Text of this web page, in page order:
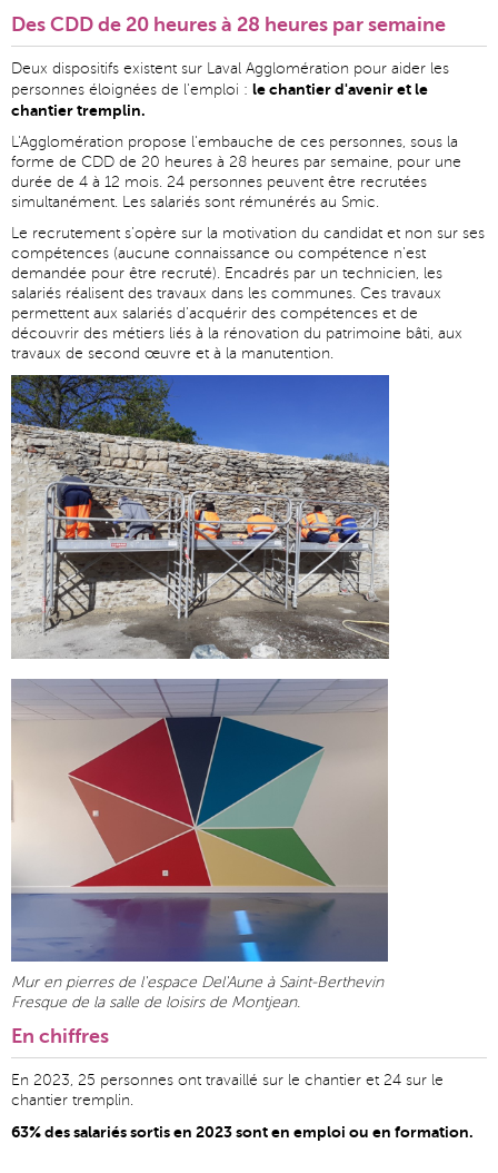
Des CDD de 20 heures à 28 heures par semaine
Deux dispositifs existent sur Laval Agglomération pour aider les
personnes éloignées de l'emploi : le chantier d'avenir et le
chantier tremplin.
L'Agglomération propose l'embauche de ces personnes, sous la
forme de CDD de 20 heures à 28 heures par semaine, pour une
durée de 4 à 12 mois. 24 personnes peuvent être recrutées
simultanément. Les salariés sont rémunérés au Smic.
Le recrutement s’opère sur la motivation du candidat et non sur ses
compétences (aucune connaissance ou compétence n'est
demandée pour être recruté). Encadrés par un technicien, les
salariés réalisent des travaux dans les communes. Ces travaux
permettent aux salariés d’acquérir des compétences et de
découvrir des métiers liés à la rénovation du patrimoine bâti, aux
travaux de second œuvre et à la manutention.
Mur en pierres de l'espace Del'Aune à Saint-Berthevin
Fresque de la salle de loisirs de Montjean.
En chiffres
En 2023, 25 personnes ont travaillé sur le chantier et 24 sur le
chantier tremplin.
63% des salariés sortis en 2023 sont en emploi ou en formation.